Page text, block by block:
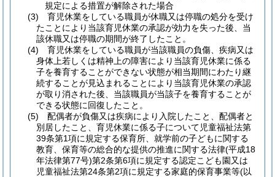
規定による措置が解除された場合
(3)
育児休業をしている職員が休職又は停職の処分を受け
たことにより当該育児休業の承認が効力を失った後、当
該休職又は停職の期間が終了したこと。
(4)
育児休業をしている職員が当該職員の負傷、疾病又は
身体上若しくは精神上の障害により当該育児休業に係る
子を養育することができない状態が相当期間にわたり継
続することが見込まれることにより当該育児休業の承認
が取り消された後、当該職員が当該子を養育することが
できる状態に回復したこと。
(5)
配偶者が負傷又は疾病により入院したこと、配偶者と
別居したこと、育児休業に係る子について児童福祉法第
39条第1項に規定する保育所、就学前の子どもに関する
教育、保育等の総合的な提供の推進に関する法律(平成18
年法律第77号)第2条第6項に規定する認定こども園又は
児童福祉法第24条第2項に規定する家庭的保育事業等(以